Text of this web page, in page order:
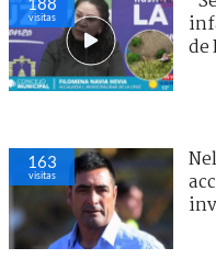
visitas
de
163
visitas